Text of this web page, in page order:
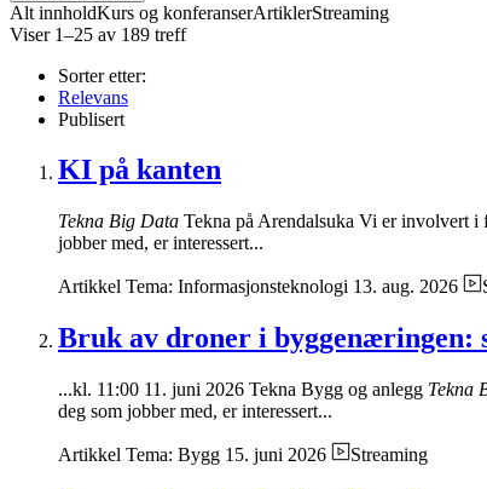
Alt innholdKurs og konferanserArtiklerStreaming
Viser 1–25 av 189 treff
Sorter etter:
Relevans
Publisert
KI på kanten
Tekna Big Data Tekna på Arendalsuka Vi er involvert i
jobber med, er interessert...
Artikkel Tema: Informasjonsteknologi 13. aug. 2026
Bruk av droner i byggenæringen:
...kl. 11:00 11. juni 2026 Tekna Bygg og anlegg Tekna
deg som jobber med, er interessert...
Artikkel Tema: Bygg 15. juni 2026 Streaming